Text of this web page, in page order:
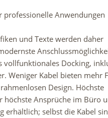
professionelle Anwendungen
und Texte werden daher
vollfunktionales Docking,
Weniger Kabel bieten mehr
Design. Höchste
Ansprüche im Büro
erhältlich; selbst die Kabel